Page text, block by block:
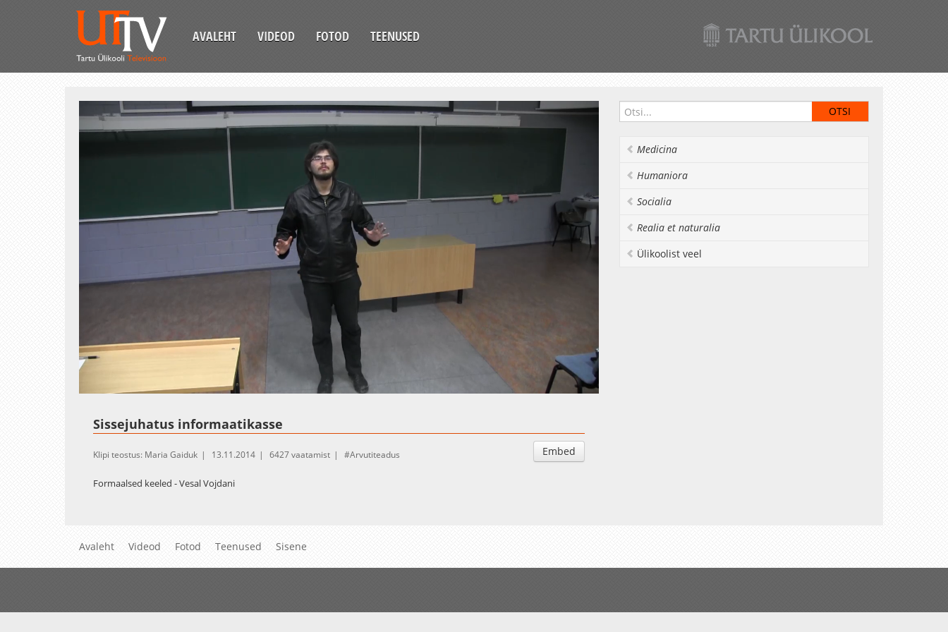
AVALEHT VIDEOD FOTOD TEENUSED
1.14%
Sissejuhatus informaatikasse
Embed
Klipi teostus: Maria Gaiduk 13.11.2014 6427 vaatamist Arvutiteadus
Formaalsed keeled - Vesal Vojdani
Medicina
Humaniora
Socialia
Realia et naturalia
Ülikoolist veel
Avaleht Videod Fotod Teenused Sisene